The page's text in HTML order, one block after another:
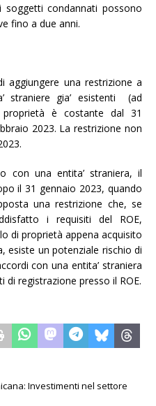
condannati possono
fino a due anni.
aggiungere una restrizione a
straniere gia’ esistenti (ad
è costante dal 31
2023. La restrizione non
con una entita’ straniera, il
il 31 gennaio 2023, quando
una restrizione che, se
i requisiti del ROE,
di proprietà appena acquisito
esiste un potenziale rischio di
con una entita’ straniera
registrazione presso il ROE.
Investimenti nel settore